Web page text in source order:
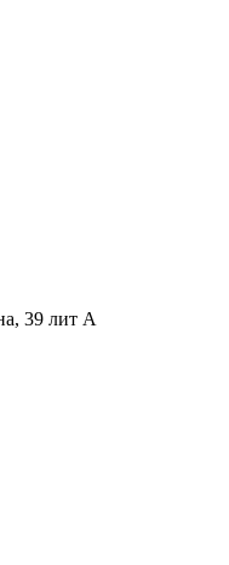
39 лит А